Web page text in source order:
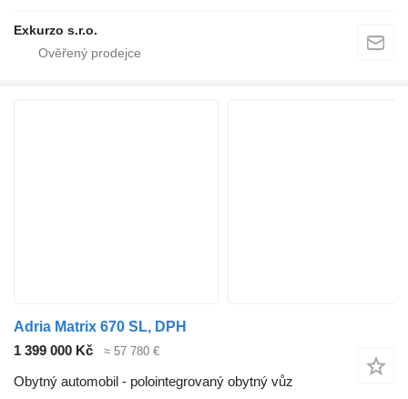
Exkurzo s.r.o.
Adria Matrix 670 SL, DPH
1 399 000 Kč
≈ 57 780 €
Obytný automobil - polointegrovaný obytný vůz